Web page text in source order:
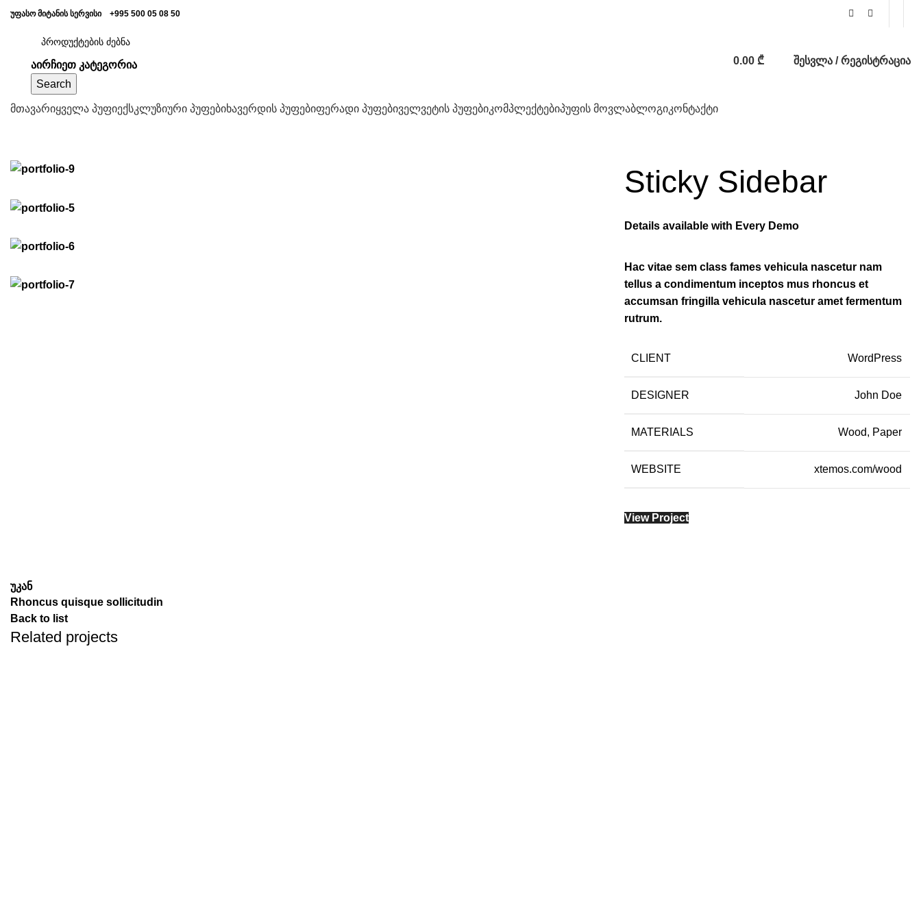
უფასო მიტანის სერვისი +995 500 05 08 50
აირჩიეთ კატეგორია
Search
0.00 ₾ შესვლა / რეგისტრაცია
მთავარიყველა პუფიექსკლუზიური პუფებიხავერდის პუფებიფერადი პუფებიველვეტის პუფებიკომპლექტებიპუფის მოვლაბლოგიკონტაქტი
Sticky Sidebar
Details available with Every Demo
Hac vitae sem class fames vehicula nascetur nam
tellus a condimentum inceptos mus rhoncus et
accumsan fringilla vehicula nascetur amet fermentum
rutrum.
CLIENT WordPress
DESIGNER John Doe
MATERIALS Wood, Paper
WEBSITE xtemos.com/wood
View Project
უკან
Rhoncus quisque sollicitudin
Back to list
Related projects